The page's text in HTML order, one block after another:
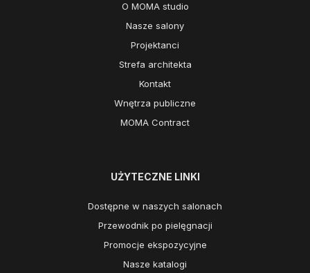
O MOMA studio
Nasze salony
Projektanci
Strefa architekta
Kontakt
Wnętrza publiczne
MOMA Contract
UŻYTECZNE LINKI
Dostępne w naszych salonach
Przewodnik po pielęgnacji
Promocje ekspozycyjne
Nasze katalogi